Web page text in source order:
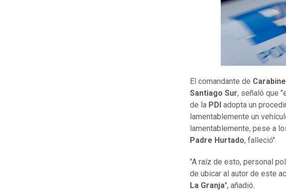
El comandante de
Santiago Sur, señaló que
de la PDI adopta un
lamentablemente un
lamentablemente, pese a
Padre Hurtado, falleció".
"A raíz de esto, personal
de ubicar al autor de este
La Granja", añadió.